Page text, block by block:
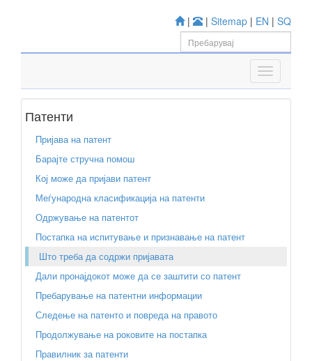
| | Sitemap | EN | SQ
Патенти
Пријава на патент
Барајте стручна помош
Кој може да пријави патент
Меѓународна класификација на патенти
Одржување на патентот
Постапка на испитување и признавање на патент
Што треба да содржи пријавата
Дали пронајдокот може да се заштити со патент
Пребарување на патентни информации
Следење на патенто и повреда на правото
Продолжување на роковите на постапка
Правилник за патенти